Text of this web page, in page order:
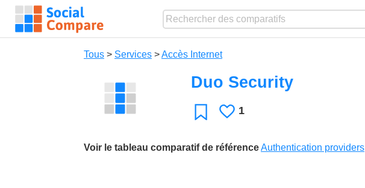
Tous > Services >Accès Internet
Duo Security
Favori J'aime
1
Voir le tableau comparatif de référenceAuthentication providers